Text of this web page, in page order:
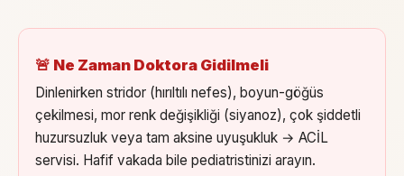
🚨 Ne Zaman Doktora Gidilmeli
Dinlenirken stridor (hırıltılı nefes), boyun-göğüs
çekilmesi, mor renk değişikliği (siyanoz), çok şiddetli
huzursuzluk veya tam aksine uyuşukluk → ACİL
servisi. Hafif vakada bile pediatristinizi arayın.